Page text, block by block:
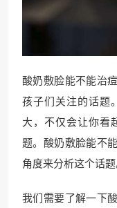
酸奶敷脸能不能治
孩子们关注的话题
大，不仅会让你看
题。酸奶敷脸能不
角度来分析这个话题
我们需要了解一下